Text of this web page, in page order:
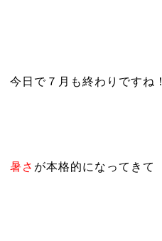
今日で７月も終わりですね！
暑さ が本格的になってきて